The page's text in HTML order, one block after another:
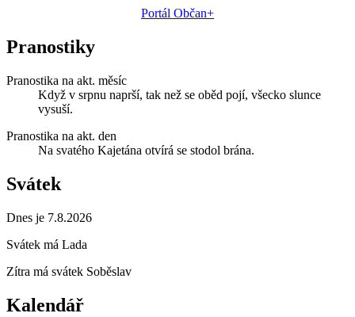
Portál Občan+
Pranostiky
Pranostika na akt. měsíc
Když v srpnu naprší, tak než se oběd pojí, všecko slunce
vysuší.
Pranostika na akt. den
Na svatého Kajetána otvírá se stodol brána.
Svátek
Dnes je 7.8.2026
Svátek má Lada
Zítra má svátek Soběslav
Kalendář